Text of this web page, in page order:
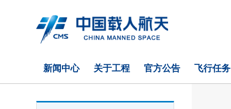
新闻中心 关于工程 官方公告 飞行任务